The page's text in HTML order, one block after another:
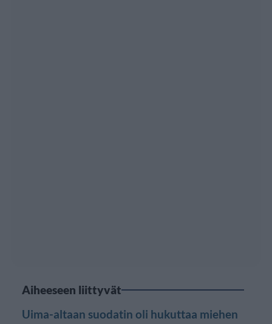
Aiheeseen liittyvät
Uima-altaan suodatin oli hukuttaa miehen